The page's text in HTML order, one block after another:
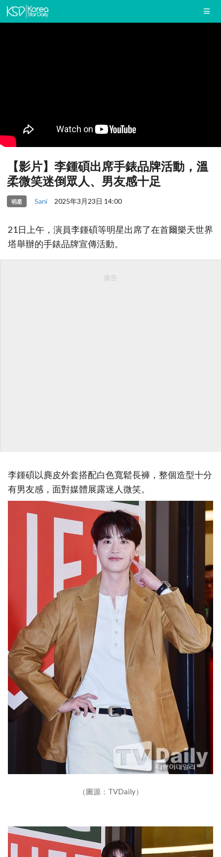
【影片】李鍾碩出席手錶品牌活動，溫
柔微笑迷倒眾人、男友感十足
明星 Sani 2025年3月23日 14:00
21日上午，演員李鍾碩等明星出席了在首爾樂天世界
塔舉辦的手錶品牌宣傳活動。
廣告
李鍾碩以麂皮外套搭配白色寬鬆長褲，整個造型十分
有男友感，面對媒體展露迷人微笑。
（圖源：TVDaily）